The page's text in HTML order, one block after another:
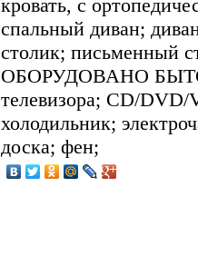
кровать, с
спальный диван;
столик; письменный
ОБОРУДОВАНО
телевизора; CD/DVD/
холодильник;
доска; фен;